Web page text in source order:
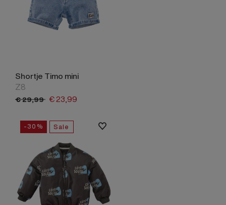
Shortje Timo mini
Z8
€29,99 €23,99
-30% Sale